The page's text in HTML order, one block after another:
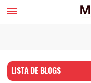
LISTA DE BLOGS